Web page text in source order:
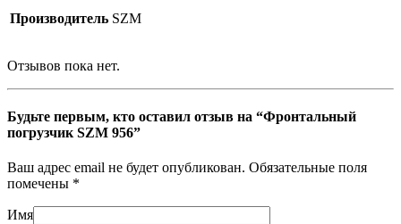
Производитель SZM
Отзывов пока нет.
Будьте первым, кто оставил отзыв на “Фронтальный
погрузчик SZM 956”
Ваш адрес email не будет опубликован. Обязательные поля
помечены *
Имя